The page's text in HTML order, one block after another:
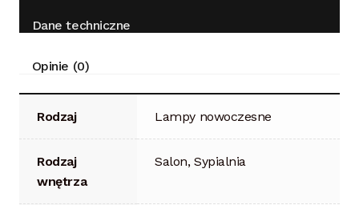
Dane techniczne
Opinie (0)
Rodzaj Lampy nowoczesne
Rodzaj
wnętrza
Salon, Sypialnia